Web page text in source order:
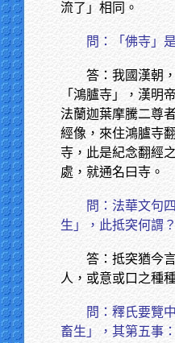
流了」相同。
問：「佛寺」
答：我國漢朝
「鴻臚寺」，漢明
法蘭迦葉摩騰二尊
經像，來住鴻臚寺
寺，此是紀念翻經
處，就通名曰寺。
問：法華文句
生」，此抵突何謂
答：抵突猶今
人，或意或口之種
問：釋氏要覽
畜生」，其第五事